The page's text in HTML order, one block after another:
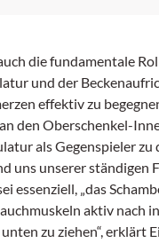
die fundamentale
und der
effektiv zu
den Oberschenkel-
als Gegenspieler zu
uns unserer ständigen
essenziell, „das
aktiv nach
zu ziehen“, erklärt